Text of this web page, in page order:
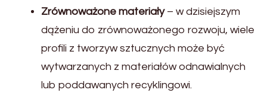
Zrównoważone materiały– w dzisiejszym
dążeniu do zrównoważonego rozwoju, wiele
profili z tworzyw sztucznych może być
wytwarzanych z materiałów odnawialnych
lub poddawanych recyklingowi.